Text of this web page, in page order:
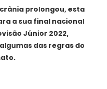
prolongou, esta
a sua final nacional
Júnior 2022,
das regras do